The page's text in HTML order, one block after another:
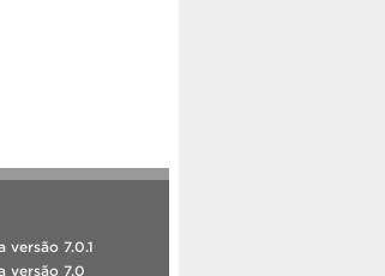
versão 7.0.1
versão 7.0